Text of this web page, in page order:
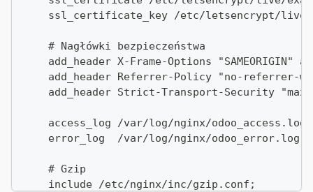
ssl_certificate_key /etc/letsencrypt/
    # Nagłówki bezpieczeństwa
add_header X-Frame-Options "SAMEORIGIN"
add_header Referrer-Policy "no-referrer-
add_header Strict-Transport-Security
    access_log /var/log/nginx/odoo_access.log;
    error_log  /var/log/nginx/odoo_error.log;
    # Gzip
    include /etc/nginx/inc/gzip.conf;